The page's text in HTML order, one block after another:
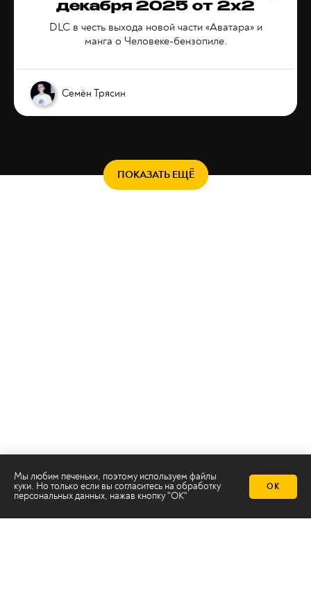
декабря 2025 от 2x2
DLC в честь выхода новой части «Аватара» и
манга о Человеке-бензопиле.
Семён Трясин
ПОКАЗАТЬ ЕЩЁ
Мы любим печеньки, поэтому используем файлы
куки. Но только если вы согласитесь на обработку
персональных данных, нажав кнопку "ОК"
ОК